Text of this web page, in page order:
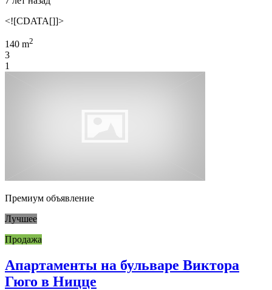
<![CDATA[]]>
140 m2
3
1
Премиум объявление
Лучшее
Продажа
Апартаменты на бульваре Виктора
Гюго в Ницце